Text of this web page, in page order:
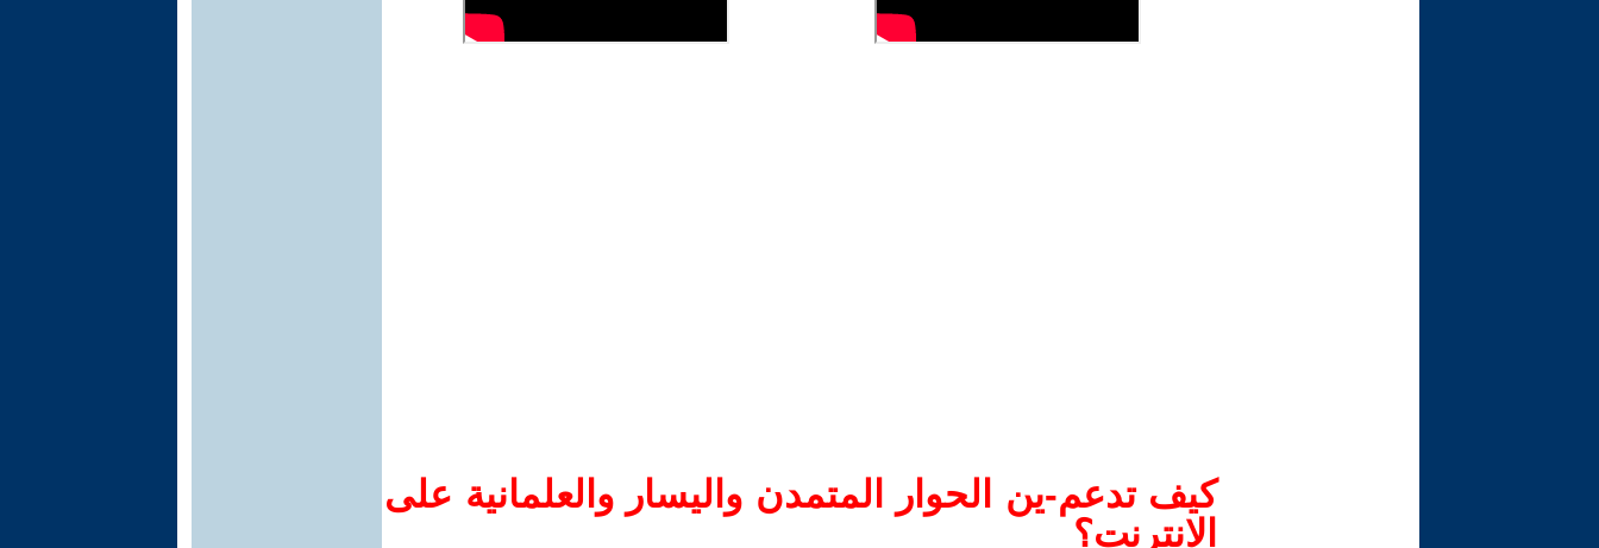
كيف تدعم-ين الحوار المتمدن واليسار والعلمانية على
الانترنت؟